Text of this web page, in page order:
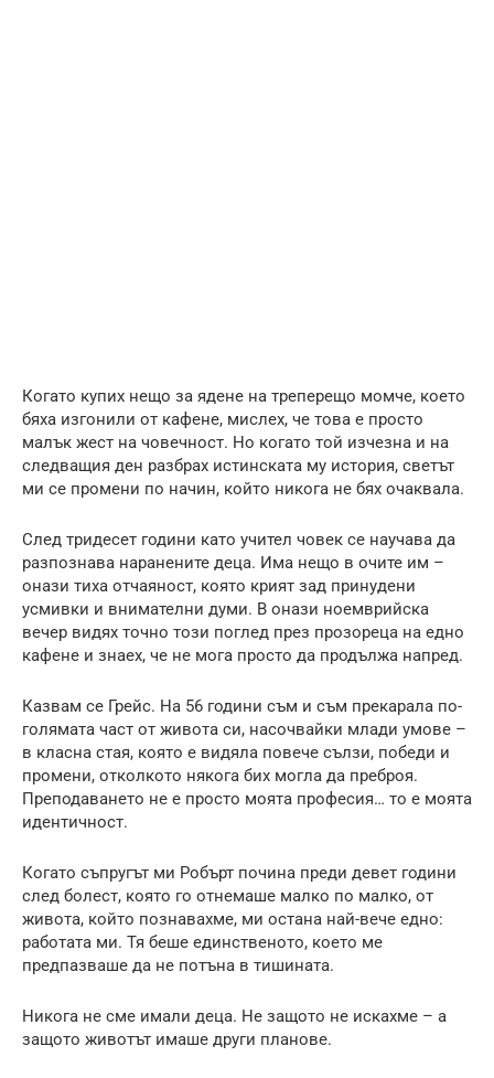
Когато купих нещо за ядене на треперещо момче, което
бяха изгонили от кафене, мислех, че това е просто
малък жест на човечност. Но когато той изчезна и на
следващия ден разбрах истинската му история, светът
ми се промени по начин, който никога не бях очаквала.
След тридесет години като учител човек се научава да
разпознава наранените деца. Има нещо в очите им –
онази тиха отчаяност, която крият зад принудени
усмивки и внимателни думи. В онази ноемврийска
вечер видях точно този поглед през прозореца на едно
кафене и знаех, че не мога просто да продължа напред.
Казвам се Грейс. На 56 години съм и съм прекарала по-
голямата част от живота си, насочвайки млади умове –
в класна стая, която е видяла повече сълзи, победи и
промени, отколкото някога бих могла да преброя.
Преподаването не е просто моята професия… то е моята
идентичност.
Когато съпругът ми Робърт почина преди девет години
след болест, която го отнемаше малко по малко, от
живота, който познавахме, ми остана най-вече едно:
работата ми. Тя беше единственото, което ме
предпазваше да не потъна в тишината.
Никога не сме имали деца. Не защото не искахме – а
защото животът имаше други планове.